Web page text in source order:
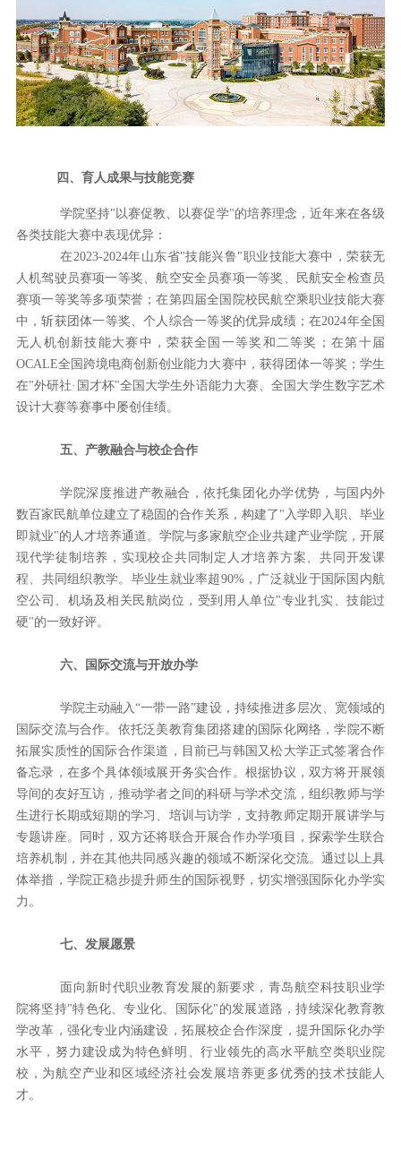
四、育人成果与技能竞赛
学院坚持"以赛促教、以赛促学"的培养理念，近年来在各级
各类技能大赛中表现优异：
在2023-2024年山东省"技能兴鲁"职业技能大赛中，荣获无
人机驾驶员赛项一等奖、航空安全员赛项一等奖、民航安全检查员
赛项一等奖等多项荣誉；在第四届全国院校民航空乘职业技能大赛
中，斩获团体一等奖、个人综合一等奖的优异成绩；在2024年全国
无人机创新技能大赛中，荣获全国一等奖和二等奖；在第十届
OCALE全国跨境电商创新创业能力大赛中，获得团体一等奖；学生
在"外研社·国才杯"全国大学生外语能力大赛、全国大学生数字艺术
设计大赛等赛事中屡创佳绩。
五、产教融合与校企合作
学院深度推进产教融合，依托集团化办学优势， 与国内外
数百家民航单位建立了稳固的合作关系，构建了 "入学即入职、毕业
即就业"的人才培养通道。学院与多家航空企业共建产业学院，开展
现代学徒制培养，实现校企共同制定人才培养方案、共同开发课
程、共同组织教学。毕业生就业率超 90%， 广泛就业于国际国内航
空公司、机场及相关民航岗位，受到用人单位"专业扎实、技能过
硬"的一致好评。
六、国际交流与开放办学
学院主动融入“一带一路”建设，持续推进多层次、宽领域的
国际交流与合作。依托泛美教育集团搭建的国际化网络，学院不断
拓展实质性的国际合作渠道，目前已与韩国又松大学正式签署合作
备忘录，在多个具体领域展开务实合作。根据协议，双方将开展领
导间的友好互访，推动学者之间的科研与学术交流，组织教师与学
生进行长期或短期的学习、培训与访学，支持教师定期开展讲学与
专题讲座。同时，双方还将联合开展合作办学项目，探索学生联合
培养机制，并在其他共同感兴趣的领域不断深化交流。通过以上具
体举措，学院正稳步提升师生的国际视野，切实增强国际化办学实
力。
七、发展愿景
面向新时代职业教育发展的新要求，青岛航空科技职业学
院将坚持"特色化、专业化、国际化"的发展道路，持续深化教育教
学改革，强化专业内涵建设，拓展校企合作深度，提升国际化办学
水平，努力建设成为特色鲜明、行业领先的高水平航空类职业院
校，为航空产业和区域经济社会发展培养更多优秀的技术技能人
才。